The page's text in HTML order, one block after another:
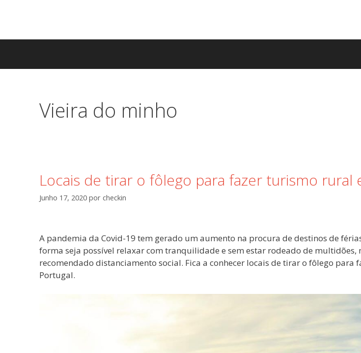
conteúdo
Vieira do minho
Locais de tirar o fôlego para fazer turismo rural
Junho 17, 2020 por checkin
A pandemia da Covid-19 tem gerado um aumento na procura de destinos de
forma seja possível relaxar com tranquilidade e sem estar rodeado de multidões,
recomendado distanciamento social. Fica a conhecer locais de tirar o fôlego para
Portugal.